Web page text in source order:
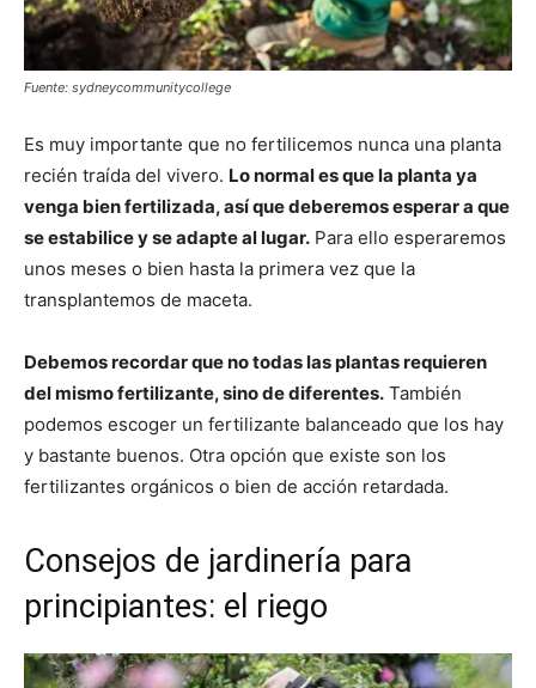
Fuente: sydneycommunitycollege
Es muy importante que no fertilicemos nunca una planta
recién traída del vivero. Lo normal es que la planta ya
venga bien fertilizada, así que deberemos esperar a que
se estabilice y se adapte al lugar. Para ello esperaremos
unos meses o bien hasta la primera vez que la
transplantemos de maceta.
Debemos recordar que no todas las plantas requieren
del mismo fertilizante, sino de diferentes. También
podemos escoger un fertilizante balanceado que los hay
y bastante buenos. Otra opción que existe son los
fertilizantes orgánicos o bien de acción retardada.
Consejos de jardinería para
principiantes: el riego